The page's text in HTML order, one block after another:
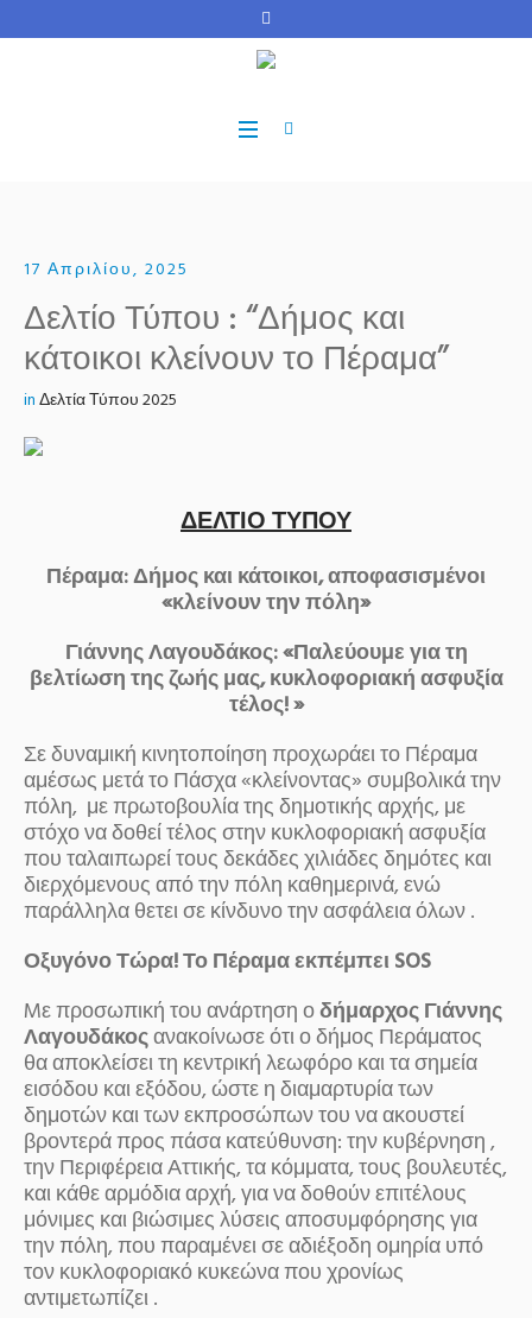
17 Απριλίου, 2025
Δελτίο Τύπου : “Δήμος και
κάτοικοι κλείνουν το Πέραμα”
inΔελτία Τύπου 2025
ΔΕΛΤΙΟ ΤΥΠΟΥ
Πέραμα: Δήμος και κάτοικοι, αποφασισμένοι
«κλείνουν την πόλη»
Γιάννης Λαγουδάκος: «Παλεύουμε για τη
βελτίωση της ζωής μας, κυκλοφοριακή ασφυξία
τέλος! »
Σε δυναμική κινητοποίηση προχωράει το Πέραμα
αμέσως μετά το Πάσχα «κλείνοντας» συμβολικά την
πόλη, με πρωτοβουλία της δημοτικής αρχής, με
στόχο να δοθεί τέλος στην κυκλοφοριακή ασφυξία
που ταλαιπωρεί τους δεκάδες χιλιάδες δημότες και
διερχόμενους από την πόλη καθημερινά, ενώ
παράλληλα θετει σε κίνδυνο την ασφάλεια όλων .
Οξυγόνο Τώρα! Το Πέραμα εκπέμπει SOS
Mε προσωπική του ανάρτηση οδήμαρχος Γιάννης
Λαγουδάκοςανακοίνωσε ότι ο δήμος Περάματος
θα αποκλείσει τη κεντρική λεωφόρο και τα σημεία
εισόδου και εξόδου, ώστε η διαμαρτυρία των
δημοτών και των εκπροσώπων του να ακουστεί
βροντερά προς πάσα κατεύθυνση: την κυβέρνηση ,
την Περιφέρεια Αττικής, τα κόμματα, τους βουλευτές,
και κάθε αρμόδια αρχή, για να δοθούν επιτέλους
μόνιμες και βιώσιμες λύσεις αποσυμφόρησης για
την πόλη, που παραμένει σε αδιέξοδη ομηρία υπό
τον κυκλοφοριακό κυκεώνα που χρονίως
αντιμετωπίζει .